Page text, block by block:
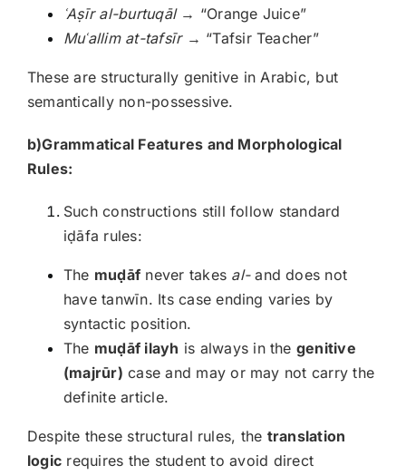
ʿAṣīr al-burtuqāl→ “Orange Juice”
Muʿallim at-tafsīr→ “Tafsir Teacher”
These are structurally genitive in Arabic, but
semantically non-possessive.
b)Grammatical Features and Morphological
Rules:
Such constructions still follow standard
iḍāfa rules:
The muḍāf never takes al-and does not
have tanwīn. Its case ending varies by
syntactic position.
The muḍāf ilayh is always in the genitive
(majrūr) case and may or may not carry the
definite article.
Despite these structural rules, the translation
logic requires the student to avoid direct